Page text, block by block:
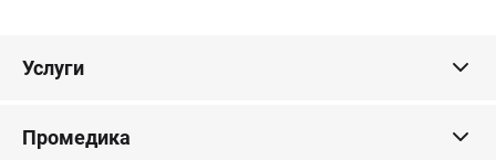
Услуги
Промедика